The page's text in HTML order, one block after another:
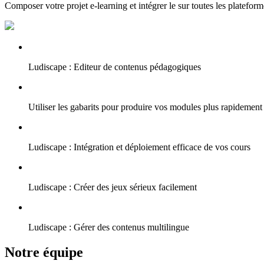
Composer votre projet e-learning et intégrer le sur toutes les
Ludiscape : Editeur de contenus pédagogiques
Utiliser les gabarits pour produire vos modules plus rapidement
Ludiscape : Intégration et déploiement efficace de vos cours
Ludiscape : Créer des jeux sérieux facilement
Ludiscape : Gérer des contenus multilingue
Notre équipe